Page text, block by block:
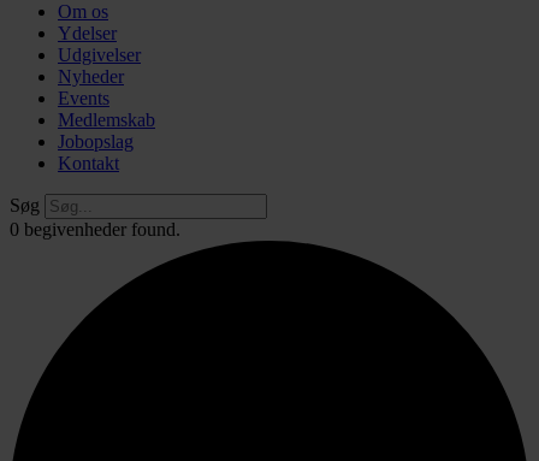
Om os
Ydelser
Udgivelser
Nyheder
Events
Medlemskab
Jobopslag
Kontakt
Søg
0 begivenheder found.